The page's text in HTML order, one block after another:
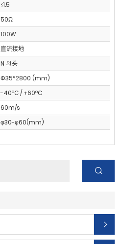
≤1.5
50Ω
100W
直流接地
N 母头
Φ35*2800 (mm)
-40ºC / +60ºC
60m/s
φ30-φ60(mm)